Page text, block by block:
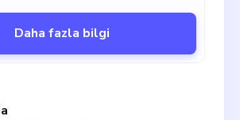
olarak hizmet ediyor. Şu
ile donanmış ve
geçerek önümüzdeki 15
çapında genişlemeyi
Daha fazla bilgi